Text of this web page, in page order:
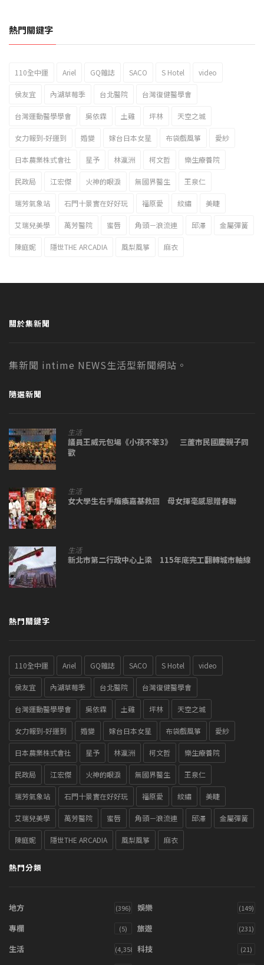
2023新北市北海岸國際風箏節「風在石起」霸氣回歸
熱門關鍵字
110全中運 Ariel GQ雜誌 SACO S Hotel video
侯友宜 內湖草莓季 台北醫院 台灣復健醫學會
台灣運動醫學學會 吳依霖 土雞 坪林 天空之城
女力報到-好運到 婚變 嫁台日本女星 布袋戲風箏 愛紗
日本農業株式會社 星予 林瀛洲 柯文哲 樂生療養院
民政局 江宏傑 火神的眼淚 無國界醫生 王泉仁
瑞芳氣象站 石門十景實在好好玩 福原愛 紋繡 美睫
艾瑞兒美學 萬芳醫院 蜜唇 角頭－浪流連 邱澤 金屬彈簧
陳庭妮 隱世THE ARCADIA 風梨風箏 麻衣
關於集新聞
集新聞 intime NEWS生活型新聞網站。
隨選新聞
生活
議員王威元包場《小孩不笨3》 三蘆市民國慶親子同
歡
生活
女大學生右手癱瘓嘉基救回 母女揮毫感恩贈春聯
生活
新北市第二行政中心上梁 115年底完工翻轉城市軸線
熱門關鍵字
110全中運 Ariel GQ雜誌 SACO S Hotel video
侯友宜 內湖草莓季 台北醫院 台灣復健醫學會
台灣運動醫學學會 吳依霖 土雞 坪林 天空之城
女力報到-好運到 婚變 嫁台日本女星 布袋戲風箏 愛紗
日本農業株式會社 星予 林瀛洲 柯文哲 樂生療養院
民政局 江宏傑 火神的眼淚 無國界醫生 王泉仁
瑞芳氣象站 石門十景實在好好玩 福原愛 紋繡 美睫
艾瑞兒美學 萬芳醫院 蜜唇 角頭－浪流連 邱澤 金屬彈簧
陳庭妮 隱世THE ARCADIA 風梨風箏 麻衣
熱門分類
地方 (396) 娛樂 (149)
專欄 (5) 旅遊 (231)
生活 (4,358) 科技 (21)